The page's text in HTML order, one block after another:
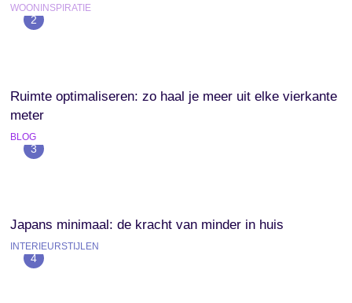
WOONINSPIRATIE
2
Ruimte optimaliseren: zo haal je meer uit elke vierkante
meter
BLOG
3
Japans minimaal: de kracht van minder in huis
INTERIEURSTIJLEN
4